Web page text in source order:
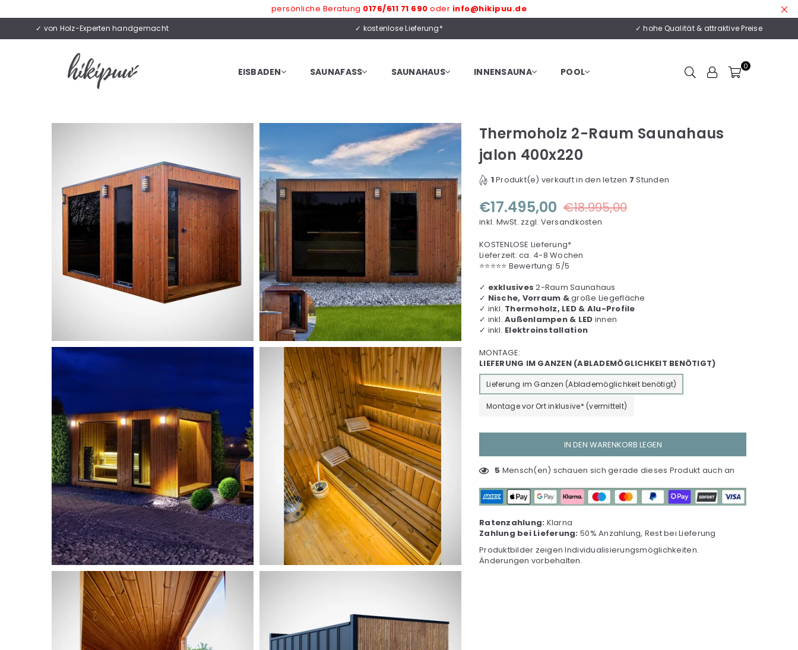
persönliche Beratung 0176/611 71 690 oder info@hikipuu.de
✓ von Holz-Experten handgemacht ✓ kostenlose Lieferung* ✓ hohe Qualität & attraktive Preise
EISBADEN SAUNAFASS SAUNAHAUS INNENSAUNA POOL 0
Thermoholz 2-Raum Saunahaus
jalon 400x220
1Produkt(e) verkauft in den letzen 7 Stunden
Normaler
Preis
€17.495,00 €18.995,00
inkl. MwSt. zzgl. Versandkosten
KOSTENLOSE Lieferung*
Lieferzeit: ca. 4-8 Wochen
⭐⭐⭐⭐⭐ Bewertung: 5/5
✓ exklusives 2-Raum Saunahaus
✓ Nische, Vorraum &große Liegefläche
✓ inkl. Thermoholz, LED & Alu-Profile
✓ inkl.Außenlampen & LED innen
✓ inkl. Elektroinstallation
MONTAGE:
LIEFERUNG IM GANZEN (ABLADEMÖGLICHKEIT BENÖTIGT)
Lieferung im Ganzen (Ablademöglichkeit benötigt)
Montage vor Ort inklusive* (vermittelt)
IN DEN WARENKORB LEGEN
5 Mensch(en) schauen sich gerade dieses Produkt auch an
Ratenzahlung: Klarna
Zahlung bei Lieferung: 50% Anzahlung, Rest bei Lieferung
Produktbilder zeigen Individualisierungsmöglichkeiten.
Änderungen vorbehalten.